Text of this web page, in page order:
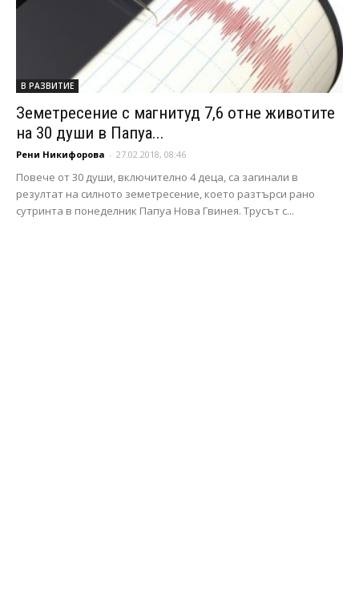
В РАЗВИТИЕ
Земетресение с магнитуд 7,6 отне животите
на 30 души в Папуа...
Рени Никифорова - 27.02.2018, 08:46
Повече от 30 души, включително 4 деца, са загинали в
резултат на силното земетресение, което разтърси рано
сутринта в понеделник Папуа Нова Гвинея. Трусът с...